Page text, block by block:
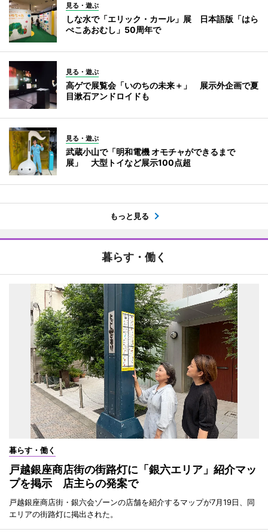
見る・遊ぶ
しな水で「エリック・カール」展 日本語版「はら
ぺこあおむし」50周年で
見る・遊ぶ
高ゲで展覧会「いのちの未来＋」 展示外企画で夏
目漱石アンドロイドも
見る・遊ぶ
武蔵小山で「明和電機 オモチャができるまで
展」 大型トイなど展示100点超
もっと見る
暮らす・働く
暮らす・働く
戸越銀座商店街の街路灯に「銀六エリア」紹介マッ
プを掲示 店主らの発案で
戸越銀座商店街・銀六会ゾーンの店舗を紹介するマップが7月19日、同
エリアの街路灯に掲出された。